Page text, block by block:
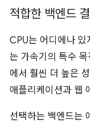
적합한 백엔드
CPU는 어디에나 있
는 가속기의 특수
에서 훨씬 더 높은
애플리케이션과 웹
선택하는 백엔드는